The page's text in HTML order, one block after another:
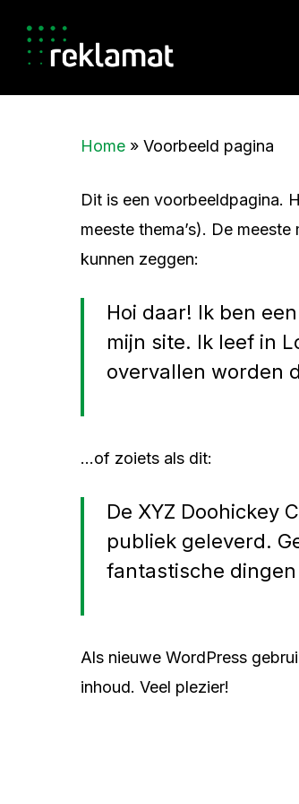
Home » Voorbeeld pagina
Dit is een voorbeeldpagina.
meeste thema’s). De
kunnen zeggen:
Hoi daar! Ik ben
mijn site. Ik leef in
overvallen worden
…of zoiets als dit:
De XYZ Doohickey
publiek geleverd.
fantastische
Als nieuwe WordPress
inhoud. Veel plezier!